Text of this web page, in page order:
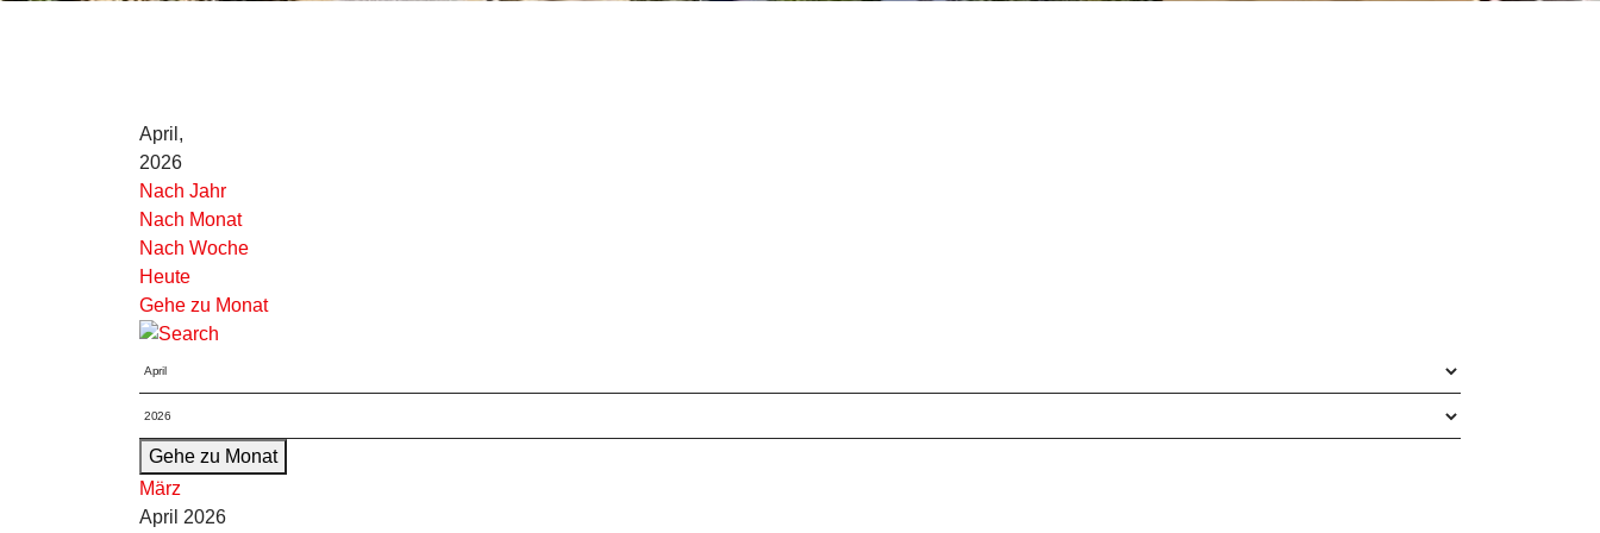
April,
2026
Nach Jahr
Nach Monat
Nach Woche
Heute
Gehe zu Monat
Gehe zu Monat
März
April 2026